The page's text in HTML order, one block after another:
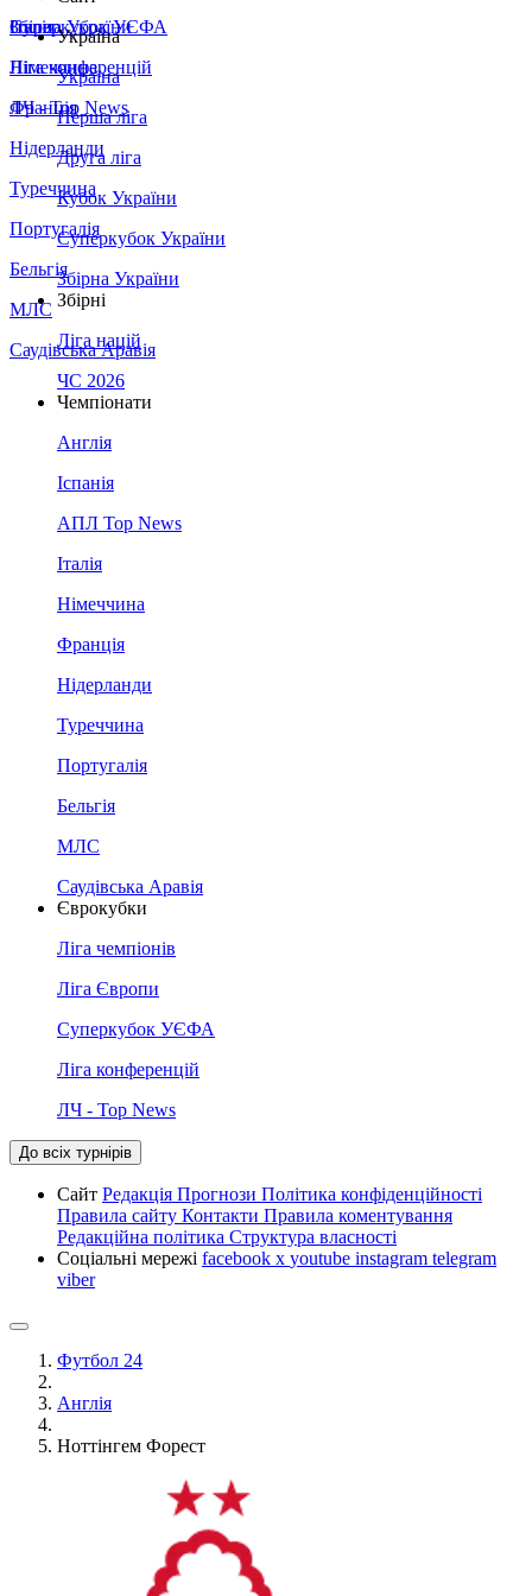
Збірна України
Італія
Німеччина
Франція
Нідерланди
Туреччина
Португалія
Бельгія
МЛС
Саудівська Аравія
Суперкубок УЄФА
Ліга конференцій
ЛЧ - Top News
Україна
Україна
Перша ліга
Друга ліга
Кубок України
Суперкубок України
Збірна України
Збірні
Ліга націй
ЧС 2026
Чемпіонати
Англія
Іспанія
АПЛ Top News
Італія
Німеччина
Франція
Нідерланди
Туреччина
Португалія
Бельгія
МЛС
Саудівська Аравія
Єврокубки
Ліга чемпіонів
Ліга Європи
Суперкубок УЄФА
Ліга конференцій
ЛЧ - Top News
До всіх турнірів
Сайт Редакція Прогнози Політика конфіденційності
Правила сайту Контакти Правила коментування
Редакційна політика Структура власності
Соціальні мережі facebook x youtube instagram telegram
viber
Футбол 24
Англія
Ноттінгем Форест